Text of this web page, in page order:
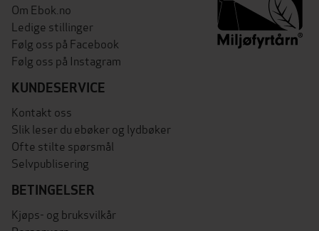
Om Ebok.no
Ledige stillinger
Følg oss på Facebook
Følg oss på Instagram
KUNDESERVICE
Kontakt oss
Slik leser du ebøker og lydbøker
Ofte stilte spørsmål
Selvpublisering
BETINGELSER
Kjøps- og bruksvilkår